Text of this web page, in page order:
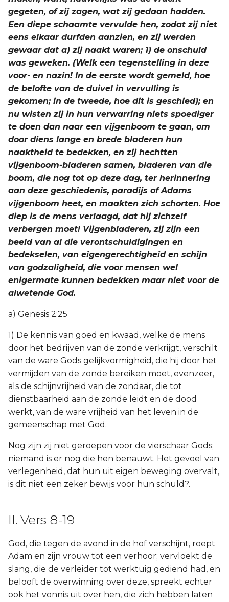
gegeten, of zij zagen, wat zij gedaan hadden.
Een diepe schaamte vervulde hen, zodat zij niet
eens elkaar durfden aanzien, en zij werden
gewaar dat a) zij naakt waren; 1) de onschuld
was geweken. (Welk een tegenstelling in deze
voor- en nazin! In de eerste wordt gemeld, hoe
de belofte van de duivel in vervulling is
gekomen; in de tweede, hoe dit is geschied); en
nu wisten zij in hun verwarring niets spoediger
te doen dan naar een vijgenboom te gaan, om
door diens lange en brede bladeren hun
naaktheid te bedekken, en zij hechtten
vijgenboom-bladeren samen, bladeren van die
boom, die nog tot op deze dag, ter herinnering
aan deze geschiedenis, paradijs of Adams
vijgenboom heet, en maakten zich schorten. Hoe
diep is de mens verlaagd, dat hij zichzelf
verbergen moet! Vijgenbladeren, zij zijn een
beeld van al die verontschuldigingen en
bedekselen, van eigengerechtigheid en schijn
van godzaligheid, die voor mensen wel
enigermate kunnen bedekken maar niet voor de
alwetende God.
a) Genesis 2:25
1) De kennis van goed en kwaad, welke de mens
door het bedrijven van de zonde verkrijgt, verschilt
van de ware Gods gelijkvormigheid, die hij door het
vermijden van de zonde bereiken moet, evenzeer,
als de schijnvrijheid van de zondaar, die tot
dienstbaarheid aan de zonde leidt en de dood
werkt, van de ware vrijheid van het leven in de
gemeenschap met God.
Nog zijn zij niet geroepen voor de vierschaar Gods;
niemand is er nog die hen benauwt. Het gevoel van
verlegenheid, dat hun uit eigen beweging overvalt,
is dit niet een zeker bewijs voor hun schuld?.
II. Vers 8-19
God, die tegen de avond in de hof verschijnt, roept
Adam en zijn vrouw tot een verhoor; vervloekt de
slang, die de verleider tot werktuig gediend had, en
belooft de overwinning over deze, spreekt echter
ook het vonnis uit over hen, die zich hebben laten